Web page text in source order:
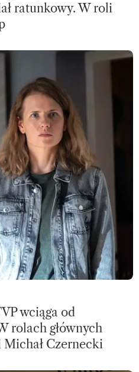
ratunkowy. W roli
wciąga od
rolach głównych
Czernecki